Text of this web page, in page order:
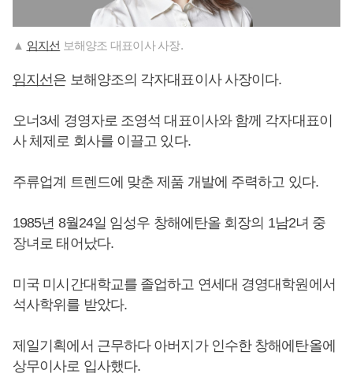
▲ 임지선 보해양조 대표이사 사장.
임지선은 보해양조의 각자대표이사 사장이다.
오너3세 경영자로 조영석 대표이사와 함께 각자대표이
사 체제로 회사를 이끌고 있다.
주류업계 트렌드에 맞춘 제품 개발에 주력하고 있다.
1985년 8월24일 임성우 창해에탄올 회장의 1남2녀 중
장녀로 태어났다.
미국 미시간대학교를 졸업하고 연세대 경영대학원에서
석사학위를 받았다.
제일기획에서 근무하다 아버지가 인수한 창해에탄올에
상무이사로 입사했다.